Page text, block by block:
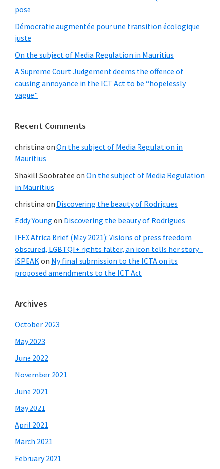
pose
Démocratie augmentée pour une transition écologique
juste
On the subject of Media Regulation in Mauritius
A Supreme Court Judgement deems the offence of
causing annoyance in the ICT Act to be “hopelessly
vague”
Recent Comments
christina on On the subject of Media Regulation in
Mauritius
Shakill Soobratee on On the subject of Media Regulation
in Mauritius
christina on Discovering the beauty of Rodrigues
Eddy Young on Discovering the beauty of Rodrigues
IFEX Africa Brief (May 2021): Visions of press freedom
obscured, LGBTQI+ rights falter, an icon tells her story -
iSPEAK on My final submission to the ICTA on its
proposed amendments to the ICT Act
Archives
October 2023
May 2023
June 2022
November 2021
June 2021
May 2021
April 2021
March 2021
February 2021